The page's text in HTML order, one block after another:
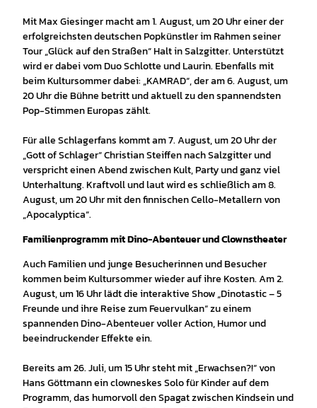
Mit Max Giesinger macht am 1. August, um 20 Uhr einer der
erfolgreichsten deutschen Popkünstler im Rahmen seiner
Tour „Glück auf den Straßen“ Halt in Salzgitter. Unterstützt
wird er dabei vom Duo Schlotte und Laurin. Ebenfalls mit
beim Kultursommer dabei: „KAMRAD“, der am 6. August, um
20 Uhr die Bühne betritt und aktuell zu den spannendsten
Pop-Stimmen Europas zählt.
Für alle Schlagerfans kommt am 7. August, um 20 Uhr der
„Gott of Schlager“ Christian Steiffen nach Salzgitter und
verspricht einen Abend zwischen Kult, Party und ganz viel
Unterhaltung. Kraftvoll und laut wird es schließlich am 8.
August, um 20 Uhr mit den finnischen Cello-Metallern von
„Apocalyptica“.
Familienprogramm mit Dino-Abenteuer und Clownstheater
Auch Familien und junge Besucherinnen und Besucher
kommen beim Kultursommer wieder auf ihre Kosten. Am 2.
August, um 16 Uhr lädt die interaktive Show „Dinotastic – 5
Freunde und ihre Reise zum Feuervulkan“ zu einem
spannenden Dino-Abenteuer voller Action, Humor und
beeindruckender Effekte ein.
Bereits am 26. Juli, um 15 Uhr steht mit „Erwachsen?!“ von
Hans Göttmann ein clowneskes Solo für Kinder auf dem
Programm, das humorvoll den Spagat zwischen Kindsein und